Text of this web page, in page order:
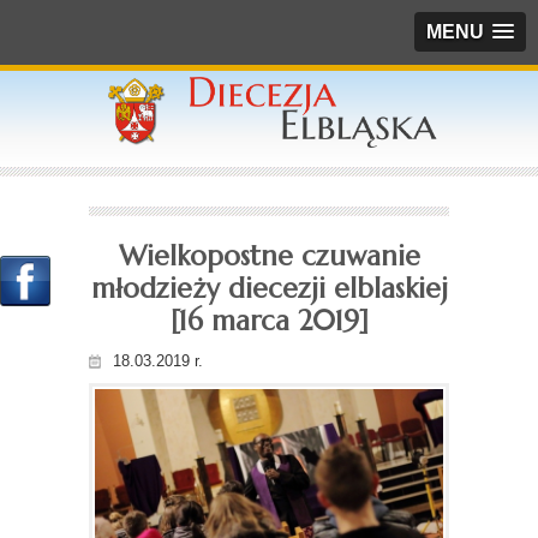
MENU
Wielkopostne czuwanie
młodzieży diecezji elblaskiej
[16 marca 2019]
18.03.2019 r.